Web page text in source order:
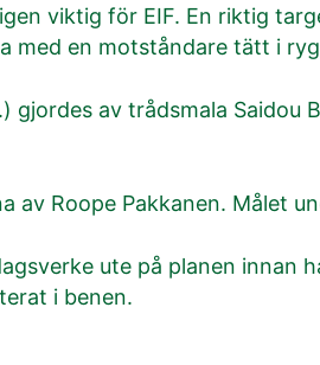
viktig för EIF. En riktig
med en motståndare tätt i
gjordes av trådsmala
av Roope Pakkanen. Målet
ute på planen innan
i benen.